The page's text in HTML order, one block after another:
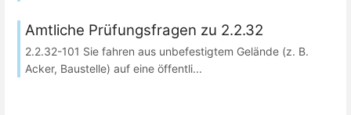
Amtliche Prüfungsfragen zu 2.2.32
2.2.32-101 Sie fahren aus unbefestigtem Gelände (z. B.
Acker, Baustelle) auf eine öffentli...